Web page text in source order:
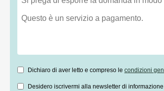
Dichiaro di aver letto e compreso le condizioni
Desidero iscrivermi alla newsletter di